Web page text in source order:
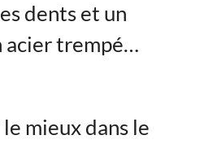
dents et un
acier trempé…
mieux dans le